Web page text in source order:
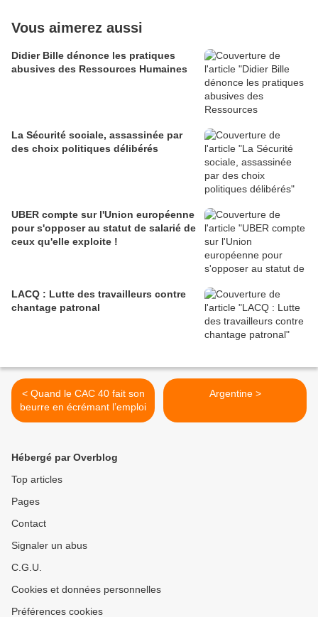
Vous aimerez aussi
Didier Bille dénonce les pratiques
abusives des Ressources Humaines
La Sécurité sociale, assassinée par
des choix politiques délibérés
UBER compte sur l'Union européenne
pour s'opposer au statut de salarié de
ceux qu'elle exploite !
LACQ : Lutte des travailleurs contre
chantage patronal
< Quand le CAC 40 fait son
beurre en écrémant l’emploi
Argentine >
Hébergé par Overblog
Top articles
Pages
Contact
Signaler un abus
C.G.U.
Cookies et données personnelles
Préférences cookies